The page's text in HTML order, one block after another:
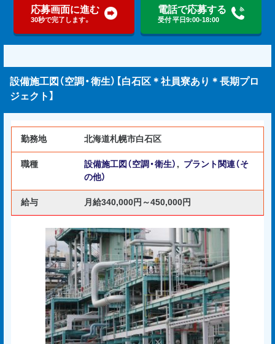
応募画面に進む
30秒で完了します。
電話で応募する
受付 平日9:00-18:00
設備施工図（空調・衛生）【白石区＊社員寮あり＊長期プロ
ジェクト】
勤務地 北海道札幌市白石区
職種 設備施工図（空調・衛生） , プラント関連（そ
の他）
給与 月給340,000円～450,000円